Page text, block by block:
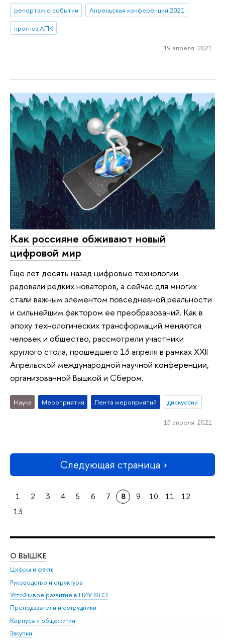
репортаж о событии
Апрельская конференция 2021
прогноз АПК
19 апреля 2021
Как россияне обживают новый
цифровой мир
Еще лет десять назад цифровые технологии
радовали редких новаторов, а сейчас для многих
стали важным элементом повседневной реальности
и сильнейшим фактором ее преобразований. Как в
эпоху технологических трансформаций меняются
человек и общество, рассмотрели участники
круглого стола, прошедшего 13 апреля в рамках XXII
Апрельской международной научной конференции,
организованной Вышкой и Сбером.
Наука Мероприятия Лента мероприятий дискуссии
15 апреля 2021
Следующая страница
1 2 3 4 5 6 7 8 9 10 11
12
13
О ВЫШКЕ
Цифры и факты
Руководство и структура
Устойчивое развитие в НИУ ВШЭ
Преподаватели и сотрудники
Корпуса и общежития
Закупки